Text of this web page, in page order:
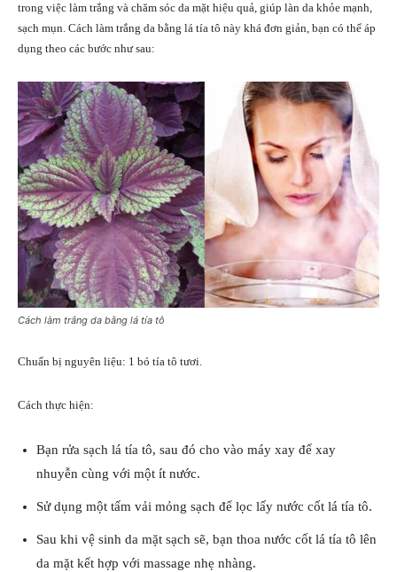
trong việc làm trắng và chăm sóc da mặt hiệu quả, giúp làn da khỏe mạnh,
sạch mụn. Cách làm trắng da bằng lá tía tô này khá đơn giản, bạn có thể áp
dụng theo các bước như sau:
Cách làm trắng da bằng lá tía tô
Chuẩn bị nguyên liệu: 1 bó tía tô tươi.
Cách thực hiện:
Bạn rửa sạch lá tía tô, sau đó cho vào máy xay để xay
nhuyễn cùng với một ít nước.
Sử dụng một tấm vải mỏng sạch để lọc lấy nước cốt lá tía tô.
Sau khi vệ sinh da mặt sạch sẽ, bạn thoa nước cốt lá tía tô lên
da mặt kết hợp với massage nhẹ nhàng.